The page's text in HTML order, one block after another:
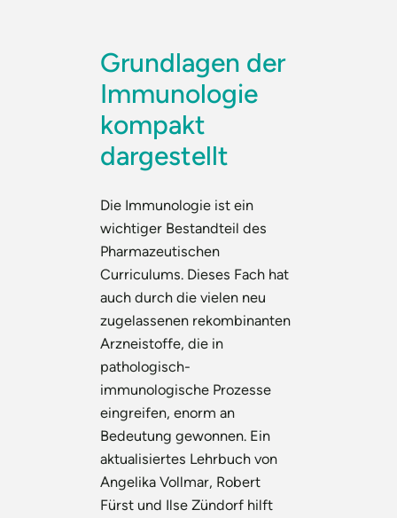
Grundlagen der
Immunologie
kompakt
dargestellt
Die Immunologie ist ein
wichtiger Bestandteil des
Pharmazeutischen
Curriculums. Dieses Fach hat
auch durch die vielen neu
zugelassenen rekombinanten
Arzneistoffe, die in
pathologisch-
immunologische Prozesse
eingreifen, enorm an
Bedeutung gewonnen. Ein
aktualisiertes Lehrbuch von
Angelika Vollmar, Robert
Fürst und Ilse Zündorf hilft